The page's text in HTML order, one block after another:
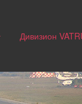
Дивизион